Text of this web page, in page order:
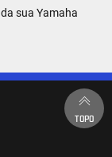
sua Yamaha
TOPO